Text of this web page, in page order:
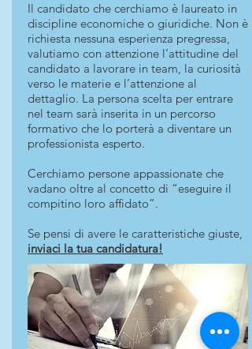
Il candidato che cerchiamo è laureato in
discipline economiche o giuridiche. Non è
richiesta nessuna esperienza pregressa,
valutiamo con attenzione l’attitudine del
candidato a lavorare in team, la curiosità
verso le materie e l’attenzione al
dettaglio. La persona scelta per entrare
nel team sarà inserita in un percorso
formativo che lo porterà a diventare un
professionista esperto.
Cerchiamo persone appassionate che
vadano oltre al concetto di “eseguire il
compitino loro affidato”.
Se pensi di avere le caratteristiche giuste,
inviaci la tua candidatura!